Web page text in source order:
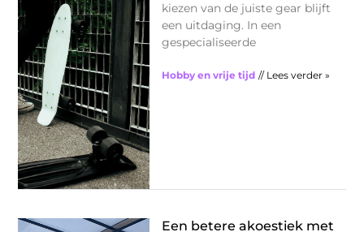
kiezen van de juiste gear blijft
een uitdaging. In een
gespecialiseerde
Hobby en vrije tijd // Lees verder »
Een betere akoestiek met